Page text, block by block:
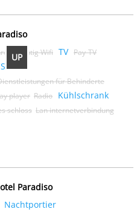
UP Wifi TV Pay-TV
Sicher
für Behinderte
player Radio Kühlschrank
schloss Lan internetverbindung
Paradiso
Nachtportier